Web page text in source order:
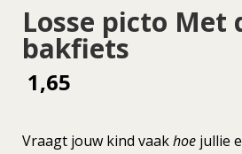
Losse picto Met
bakfiets
1,65
Vraagt jouw kind vaakhoe jullie